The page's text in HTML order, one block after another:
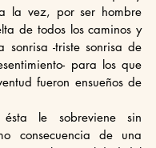
la vez, por ser hombre
de todos los caminos y
sonrisa -triste sonrisa de
para los que
fueron ensueños de
le sobreviene sin
consecuencia de una